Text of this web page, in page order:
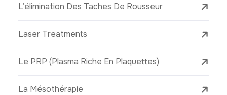
L’élimination Des Taches De Rousseur
Laser Treatments
Le PRP (Plasma Riche En Plaquettes)
La Mésothérapie